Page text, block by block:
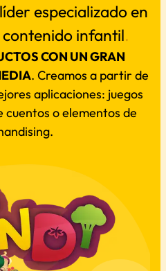
especializado en
contenido infantil.
CON UN GRAN
. Creamos a partir de
aplicaciones: juegos
o elementos de